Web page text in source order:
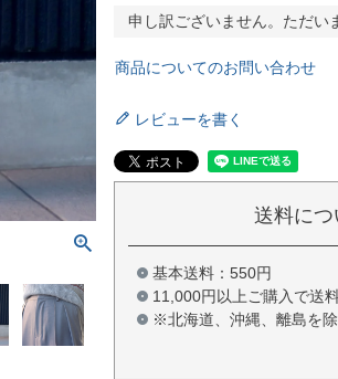
申し訳ございません。ただい
商品についてのお問い合わせ
レビューを書く
送料につ
基本送料：550円
11,000円以上ご購入で送
※北海道、沖縄、離島を除